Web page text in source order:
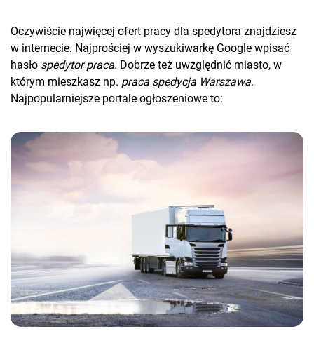
Oczywiście najwięcej ofert pracy dla spedytora znajdziesz
w internecie. Najprościej w wyszukiwarkę Google wpisać
hasło spedytor praca. Dobrze też uwzględnić miasto, w
którym mieszkasz np. praca spedycja Warszawa.
Najpopularniejsze portale ogłoszeniowe to: